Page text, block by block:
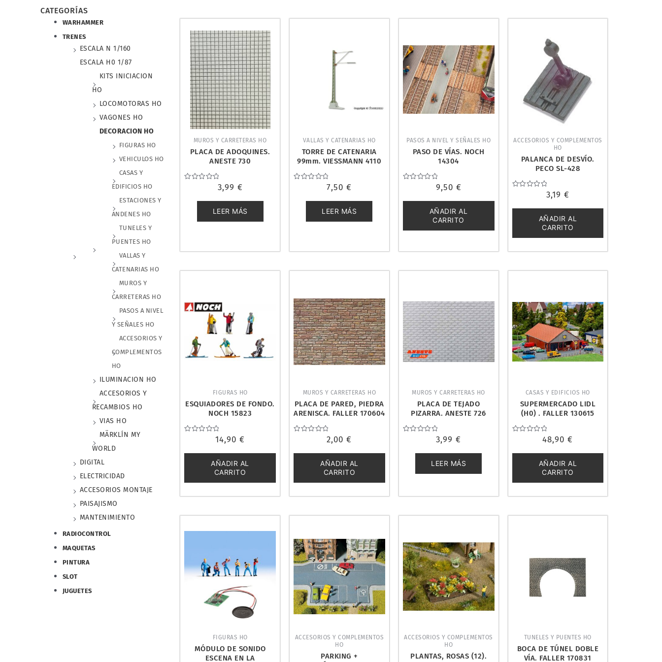
CATEGORÍAS
WARHAMMER
TRENES
ESCALA N 1/160
ESCALA H0 1/87
KITS INICIACION
HO
LOCOMOTORAS HO
VAGONES HO
DECORACION HO
FIGURAS HO
VEHICULOS HO
CASAS Y
EDIFICIOS HO
ESTACIONES Y
ANDENES HO
TUNELES Y
PUENTES HO
VALLAS Y
CATENARIAS HO
MUROS Y
CARRETERAS HO
PASOS A NIVEL
Y SEÑALES HO
ACCESORIOS Y
COMPLEMENTOS
HO
ILUMINACION HO
ACCESORIOS Y
RECAMBIOS HO
VIAS HO
MÄRKLÍN MY
WORLD
DIGITAL
ELECTRICIDAD
ACCESORIOS MONTAJE
PAISAJISMO
MANTENIMIENTO
RADIOCONTROL
MAQUETAS
PINTURA
SLOT
JUGUETES
MUROS Y CARRETERAS HO
PLACA DE ADOQUINES.
ANESTE 730
3,99 €
LEER MÁS
VALLAS Y CATENARIAS HO
TORRE DE CATENARIA
99mm. VIESSMANN 4110
7,50€
LEER MÁS
PASOS A NIVEL Y SEÑALES HO
PASO DE VÍAS. NOCH
14304
9,50 €
AÑADIR AL
CARRITO
ACCESORIOS Y COMPLEMENTOS
HO
PALANCA DE DESVÍO.
PECO SL-428
3,19 €
AÑADIR AL
CARRITO
FIGURAS HO
ESQUIADORES DE FONDO.
NOCH 15823
14,90€
AÑADIR AL
CARRITO
MUROS Y CARRETERAS HO
PLACA DE PARED, PIEDRA
ARENISCA. FALLER 170604
2,00€
AÑADIR AL
CARRITO
MUROS Y CARRETERAS HO
PLACA DE TEJADO
PIZARRA. ANESTE 726
3,99€
LEER MÁS
CASAS Y EDIFICIOS HO
SUPERMERCADO LIDL
(H0) . FALLER 130615
48,90€
AÑADIR AL
CARRITO
FIGURAS HO
MÓDULO DE SONIDO
ESCENA EN LA
ACCESORIOS Y COMPLEMENTOS
HO
PARKING +
ACCESORIOS Y COMPLEMENTOS
HO
PLANTAS, ROSAS (12).
TUNELES Y PUENTES HO
BOCA DE TÚNEL DOBLE
VÍA. FALLER 170831